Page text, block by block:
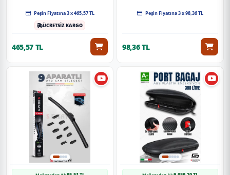
Peşin Fiyatına 3 x 465,57 TL
ÜCRETSİZ KARGO
465,57 TL
Peşin Fiyatına 3 x 98,36 TL
98,36 TL